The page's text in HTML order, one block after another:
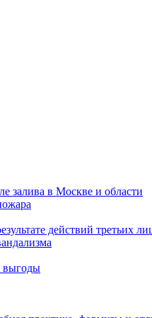
залива в Москве и области
действий третьих
выгоды